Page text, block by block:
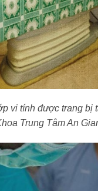
vi tính được trang bị
Trung Tâm An